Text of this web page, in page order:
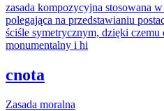
zasada kompozycyjna stosowana
polegająca na przedstawianiu
ściśle symetrycznym, dzięki czemu
monumentalny i hi
cnota
Zasada moralna